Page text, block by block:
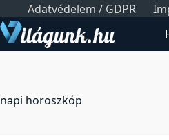
to
content
Adatvédelem / GDPR
napi horoszkóp